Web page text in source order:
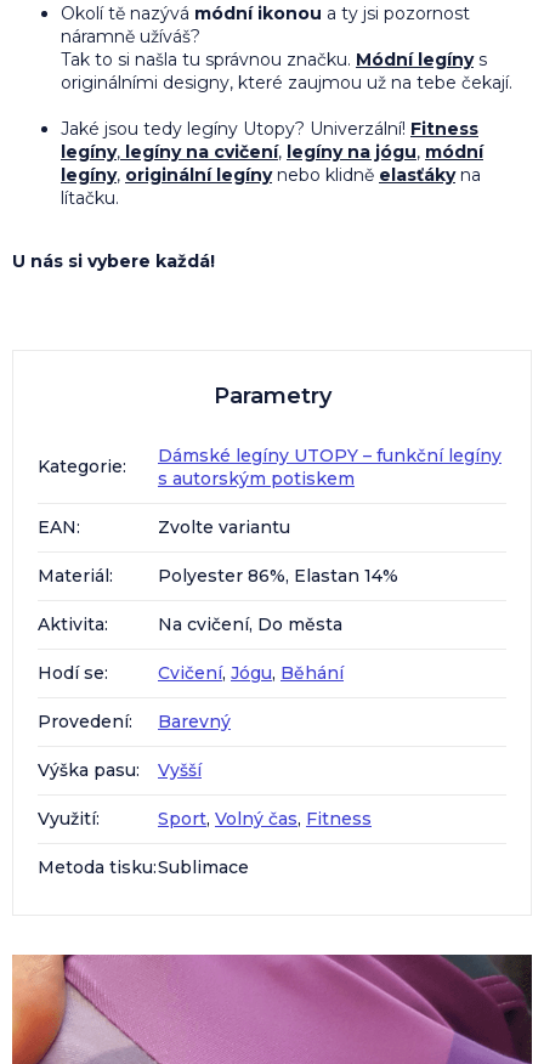
Okolí tě nazývá módní ikonou a ty jsi pozornost
náramně užíváš?
Tak to si našla tu správnou značku. Módní legínys
originálními designy, které zaujmou už na tebe čekají.
Jaké jsou tedy legíny Utopy? Univerzální! Fitness
legíny, legíny na cvičení, legíny na jógu, módní
legíny, originální legínynebo klidně elasťákyna
lítačku.
U nás si vybere každá!
Parametry
Kategorie:
Dámské legíny UTOPY – funkční legíny
s autorským potiskem
EAN: Zvolte variantu
Materiál: Polyester 86%, Elastan 14%
Aktivita: Na cvičení, Do města
Hodí se: Cvičení, Jógu, Běhání
Provedení: Barevný
Výška pasu: Vyšší
Využití: Sport, Volný čas, Fitness
Metoda tisku:Sublimace